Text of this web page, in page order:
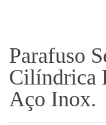
Parafuso
Cilíndrica
Aço Inox.